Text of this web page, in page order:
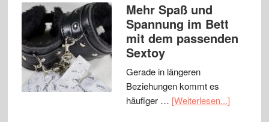
Mehr Spaß und
Spannung im Bett
mit dem passenden
Sextoy
Gerade in längeren
Beziehungen kommt es
häufiger … [Weiterlesen...]